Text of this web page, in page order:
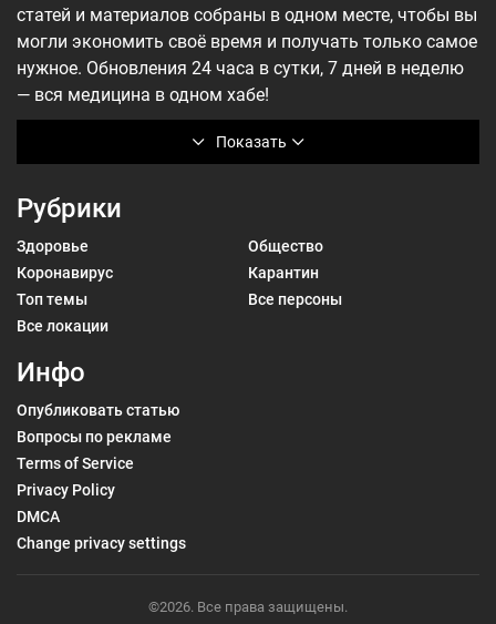
Показать
статей и материалов собраны в одном месте, чтобы вы
могли экономить своё время и получать только самое
нужное. Обновления 24 часа в сутки, 7 дней в неделю
— вся медицина в одном хабе!
Рубрики
Здоровье
Общество
Коронавирус
Карантин
Топ темы
Все персоны
Все локации
Инфо
Опубликовать статью
Вопросы по рекламе
Terms of Service
Privacy Policy
DMCA
Change privacy settings
©2026. Все права защищены.